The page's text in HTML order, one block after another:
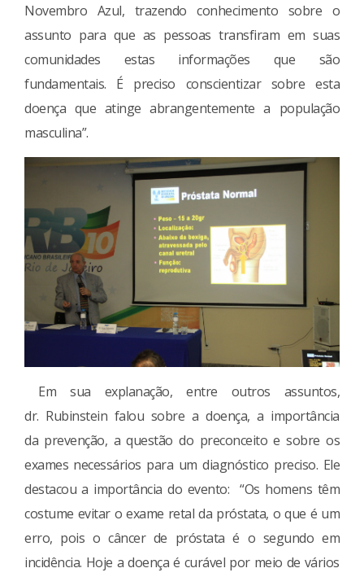
Novembro Azul, trazendo conhecimento sobre o
assunto para que as pessoas transfiram em suas
comunidades estas informações que são
fundamentais. É preciso conscientizar sobre esta
doença que atinge abrangentemente a população
masculina”.
Em sua explanação, entre outros assuntos,
dr. Rubinstein falou sobre a doença, a importância
da prevenção, a questão do preconceito e sobre os
exames necessários para um diagnóstico preciso. Ele
destacou a importância do evento: “Os homens têm
costume evitar o exame retal da próstata, o que é um
erro, pois o câncer de próstata é o segundo em
incidência. Hoje a doença é curável por meio de vários